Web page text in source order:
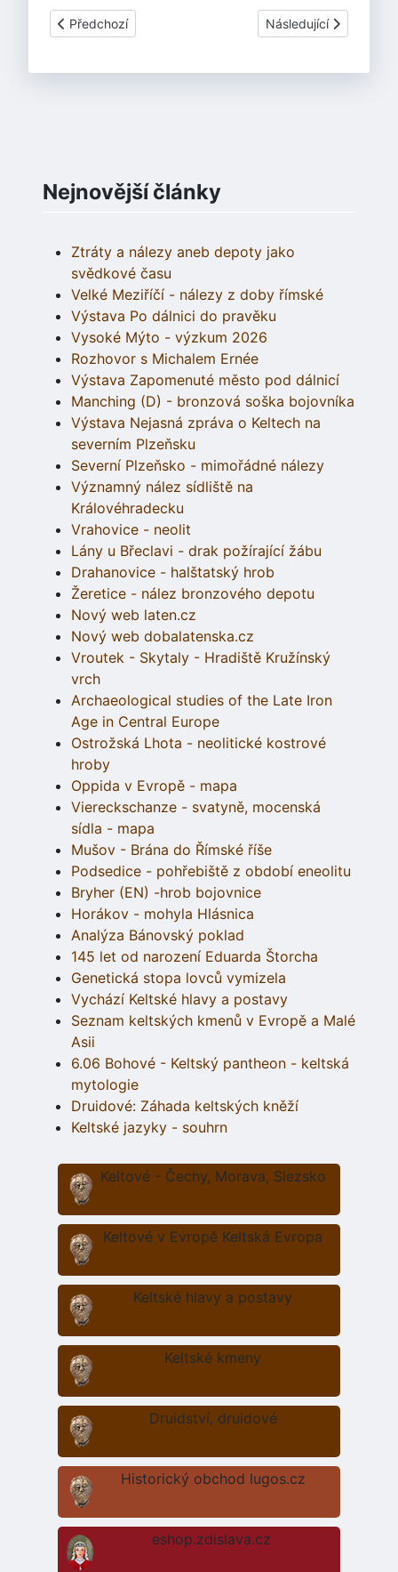
Předchozí článek: Svátek keltské kultury BELTINE 2013
Předchozí Další článek:
Následující
Nejnovější články
Ztráty a nálezy aneb depoty jako
svědkové času
Velké Meziříčí - nálezy z doby římské
Výstava Po dálnici do pravěku
Vysoké Mýto - výzkum 2026
Rozhovor s Michalem Ernée
Výstava Zapomenuté město pod dálnicí
Manching (D) - bronzová soška bojovníka
Výstava Nejasná zpráva o Keltech na
severním Plzeňsku
Severní Plzeňsko - mimořádné nálezy
Významný nález sídliště na
Královéhradecku
Vrahovice - neolit
Lány u Břeclavi - drak požírající žábu
Drahanovice - halštatský hrob
Žeretice - nález bronzového depotu
Nový web laten.cz
Nový web dobalatenska.cz
Vroutek - Skytaly - Hradiště Kružínský
vrch
Archaeological studies of the Late Iron
Age in Central Europe
Ostrožská Lhota - neolitické kostrové
hroby
Oppida v Evropě - mapa
Viereckschanze - svatyně, mocenská
sídla - mapa
Mušov - Brána do Římské říše
Podsedice - pohřebiště z období eneolitu
Bryher (EN) -hrob bojovnice
Horákov - mohyla Hlásnica
Analýza Bánovský poklad
145 let od narození Eduarda Štorcha
Genetická stopa lovců vymizela
Vychází Keltské hlavy a postavy
Seznam keltských kmenů v Evropě a Malé
Asii
6.06 Bohové - Keltský pantheon - keltská
mytologie
Druidové: Záhada keltských kněží
Keltské jazyky - souhrn
Keltové - Čechy, Morava, Slezsko
Keltové v Evropě Keltská Evropa
Keltské hlavy a postavy
Keltské kmeny
Druidství, druidové
Historický obchod lugos.cz
eshop.zdislava.cz